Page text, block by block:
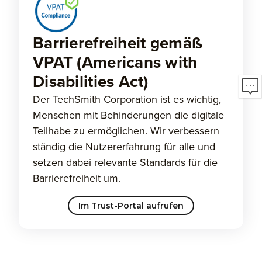
Barrierefreiheit gemäß
VPAT (Americans with
Disabilities Act)
Der TechSmith Corporation ist es wichtig,
Menschen mit Behinderungen die digitale
Teilhabe zu ermöglichen. Wir verbessern
ständig die Nutzererfahrung für alle und
setzen dabei relevante Standards für die
Barrierefreiheit um.
Im Trust-Portal aufrufen